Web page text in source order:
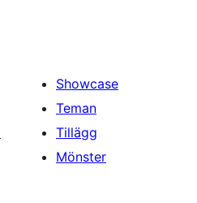
Showcase
Teman
Tillägg
Mönster